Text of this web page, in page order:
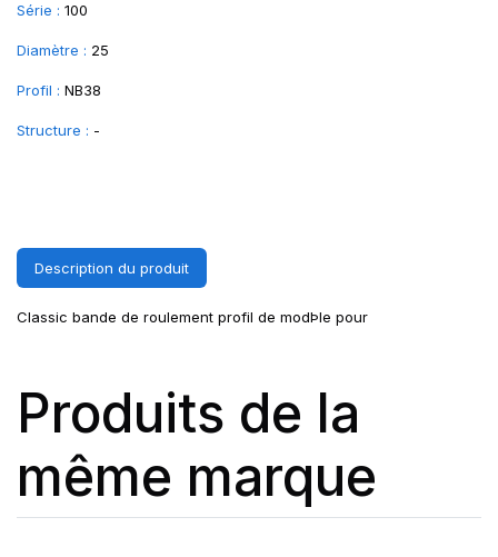
Série : 100
Diamètre : 25
Profil : NB38
Structure : -
Description du produit
Classic bande de roulement profil de modÞle pour
Produits de la
même marque